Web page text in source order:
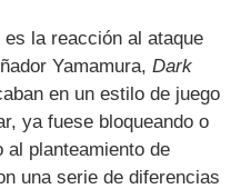
la reacción al ataque
Yamamura,Dark
en un estilo de juego
ya fuese bloqueando o
al planteamiento de
una serie de diferencias